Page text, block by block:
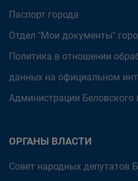
Паспорт города
Отдел "Мои документы"
Политика в отношении
данных на официальном
Администрации Беловского
ОРГАНЫ ВЛАСТИ
Совет народных депутатов